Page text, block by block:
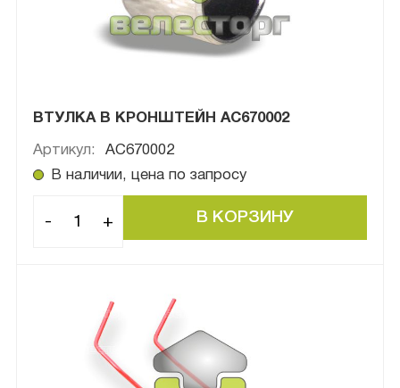
ВТУЛКА В КРОНШТЕЙН АС670002
Артикул:
AC670002
В наличии, цена по запросу
- +